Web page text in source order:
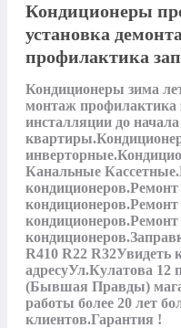
Кондиционеры
установка
профилактика
Кондиционеры зима
монтаж профилактика
инсталляции до
Канальные
R410 R22
адресуУл.Кулатова 12
(Бывшая Правды)
работы более 20 лет
клиентов.Гарантия !